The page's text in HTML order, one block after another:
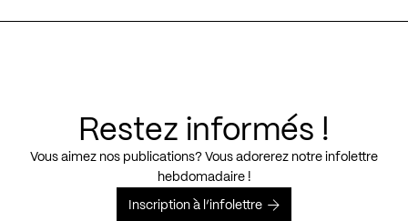
Restez informés !
Vous aimez nos publications? Vous adorerez notre infolettre
hebdomadaire !
Inscription à l’infolettre